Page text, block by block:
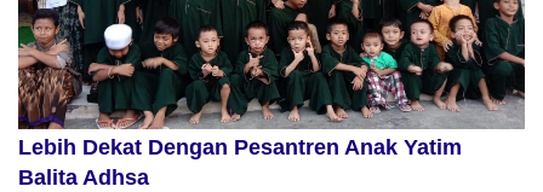
Lebih Dekat Dengan Pesantren Anak Yatim
Balita Adhsa